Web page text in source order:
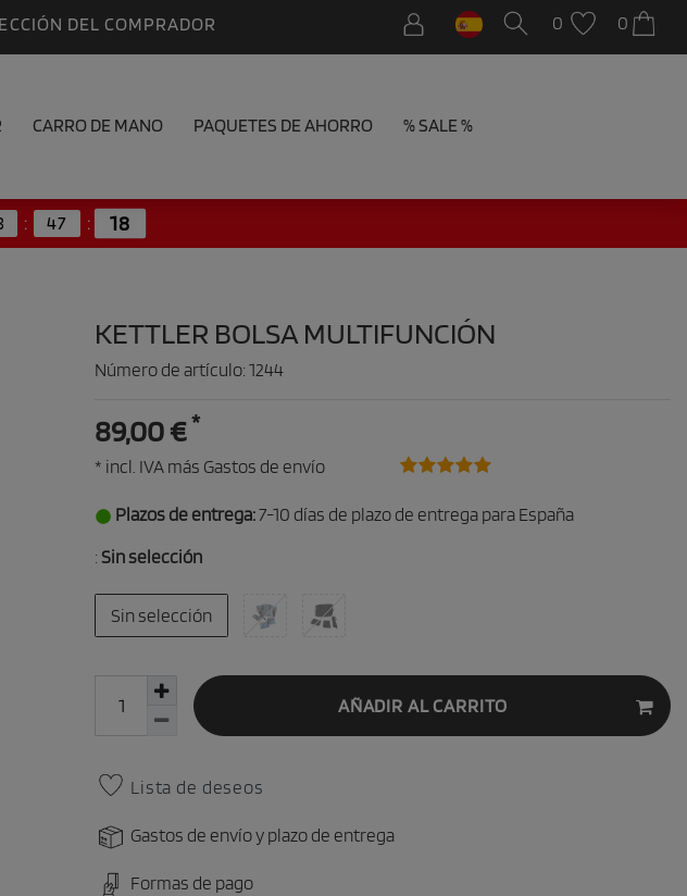
DEL COMPRADOR 0 0
CARRO DE MANO PAQUETES DE AHORRO % SALE %
KETTLER BOLSA MULTIFUNCIÓN
Número de artículo: 1244
89,00 €*
* incl. IVA más Gastos de envío
Plazos de entrega:7-10 días de plazo de entrega para España
: Sin selección
Sin selección
AÑADIR AL CARRITO
Lista de deseos
Gastos de envío y plazo de entrega
Formas de pago
: 47 : 17